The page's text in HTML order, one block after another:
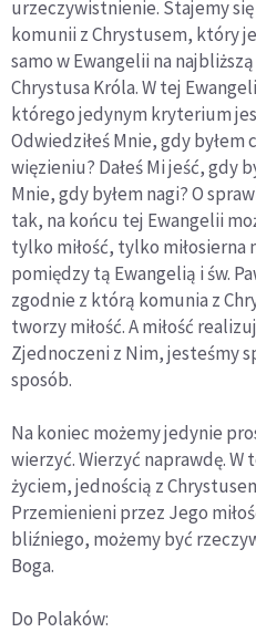
urzeczywistnienie. Stajemy
komunii z Chrystusem, który
samo w Ewangelii na
Chrystusa Króla. W tej
którego jedynym kryterium
Odwiedziłeś Mnie, gdy byłem
więzieniu? Dałeś Mi jeść, gdy
Mnie, gdy byłem nagi? O
tak, na końcu tej Ewangelii
tylko miłość, tylko miłosierna
pomiędzy tą Ewangelią i św.
zgodnie z którą komunia z
tworzy miłość. A miłość
Zjednoczeni z Nim, jesteśmy
sposób.
Na koniec możemy jedynie
wierzyć. Wierzyć naprawdę. W
życiem, jednością z
Przemienieni przez Jego
bliźniego, możemy być
Boga.
Do Polaków: